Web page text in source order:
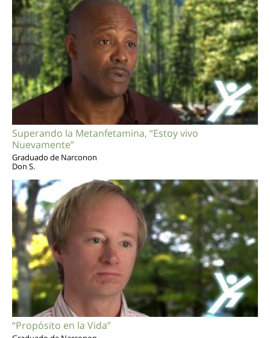
Superando la Metanfetamina, “Estoy vivo
Nuevamente”
Graduado de Narconon
Don S.
“Propósito en la Vida”